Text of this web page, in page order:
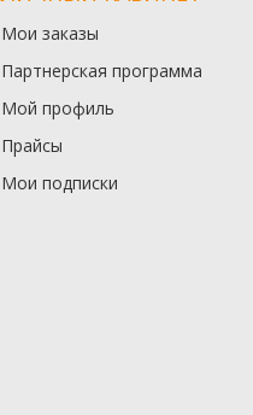
Мои заказы
Партнерская программа
Мой профиль
Прайсы
Мои подписки